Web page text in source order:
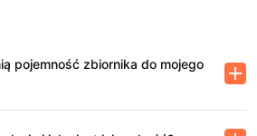
pojemność zbiornika do mojego